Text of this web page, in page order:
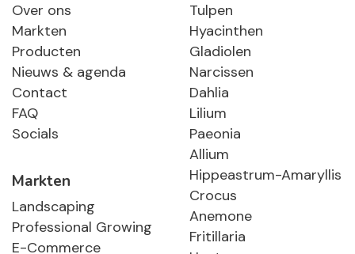
Over ons
Markten
Producten
Nieuws & agenda
Contact
FAQ
Socials
Markten
Landscaping
Professional Growing
E-Commerce
Tulpen
Hyacinthen
Gladiolen
Narcissen
Dahlia
Lilium
Paeonia
Allium
Hippeastrum-Amaryllis
Crocus
Anemone
Fritillaria